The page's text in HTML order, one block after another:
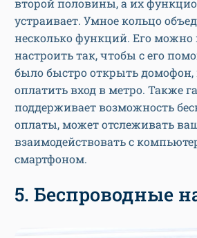
второй половины, а их
устраивает. Умное кольцо
несколько функций. Его
настроить так, чтобы с его
было быстро открыть домофон,
оплатить вход в метро. Также
поддерживает возможность
оплаты, может отслеживать
взаимодействовать с
смартфоном.
5. Беспроводные